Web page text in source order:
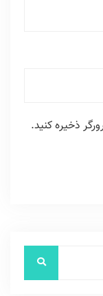
ذخیره کنید.